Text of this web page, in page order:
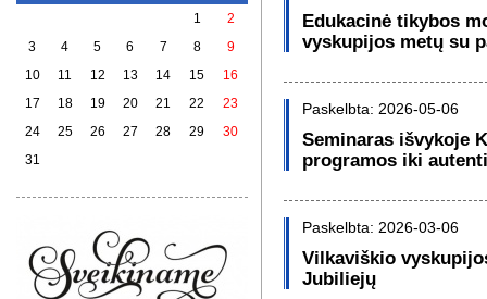
1
2
3
4 5 6 7 8
9
10
11 12 13 14 15
16
17
18 19 20 21 22
23
24
25 26 27 28 29
30
31
Edukacinė tikybos
vyskupijos metų su
Paskelbta: 2026-05-06
Seminaras išvykoje
programos iki
Paskelbta: 2026-03-06
Vilkaviškio
Jubiliejų